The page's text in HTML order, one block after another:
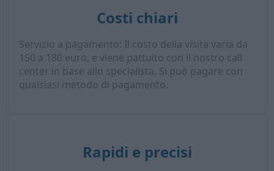
Costi chiari
Servizio a pagamento: Il costo della visita varia da
150 a 180 euro, e viene pattuito con il nostro call
center in base allo specialista. Si può pagare con
qualsiasi metodo di pagamento.
Rapidi e precisi